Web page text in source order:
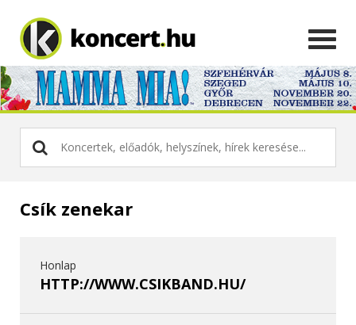
Csík zenekar
Honlap
HTTP://WWW.CSIKBAND.HU/